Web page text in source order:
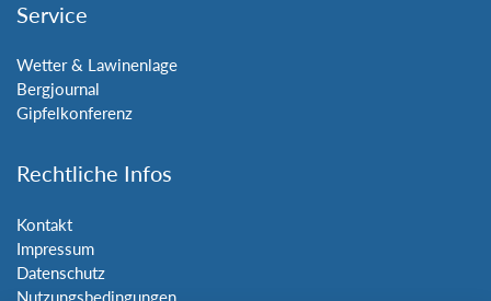
Service
Wetter & Lawinenlage
Bergjournal
Gipfelkonferenz
Rechtliche Infos
Kontakt
Impressum
Datenschutz
Nutzungsbedingungen